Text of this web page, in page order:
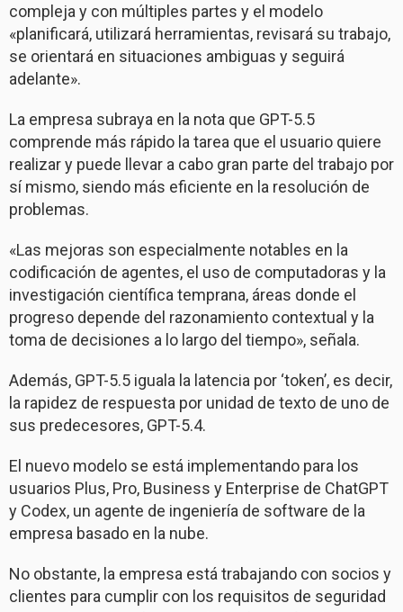
compleja y con múltiples partes y el modelo
«planificará, utilizará herramientas, revisará su trabajo,
se orientará en situaciones ambiguas y seguirá
adelante».
La empresa subraya en la nota que GPT-5.5
comprende más rápido la tarea que el usuario quiere
realizar y puede llevar a cabo gran parte del trabajo por
sí mismo, siendo más eficiente en la resolución de
problemas.
«Las mejoras son especialmente notables en la
codificación de agentes, el uso de computadoras y la
investigación científica temprana, áreas donde el
progreso depende del razonamiento contextual y la
toma de decisiones a lo largo del tiempo», señala.
Además, GPT-5.5 iguala la latencia por ‘token’, es decir,
la rapidez de respuesta por unidad de texto de uno de
sus predecesores, GPT-5.4.
El nuevo modelo se está implementando para los
usuarios Plus, Pro, Business y Enterprise de ChatGPT
y Codex, un agente de ingeniería de software de la
empresa basado en la nube.
No obstante, la empresa está trabajando con socios y
clientes para cumplir con los requisitos de seguridad